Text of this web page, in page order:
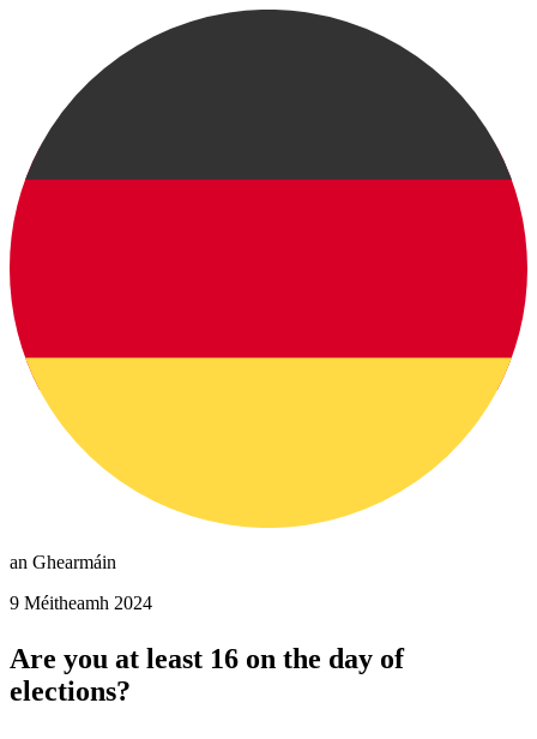
an Ghearmáin
9 Méitheamh 2024
Are you at least 16 on the day of
elections?